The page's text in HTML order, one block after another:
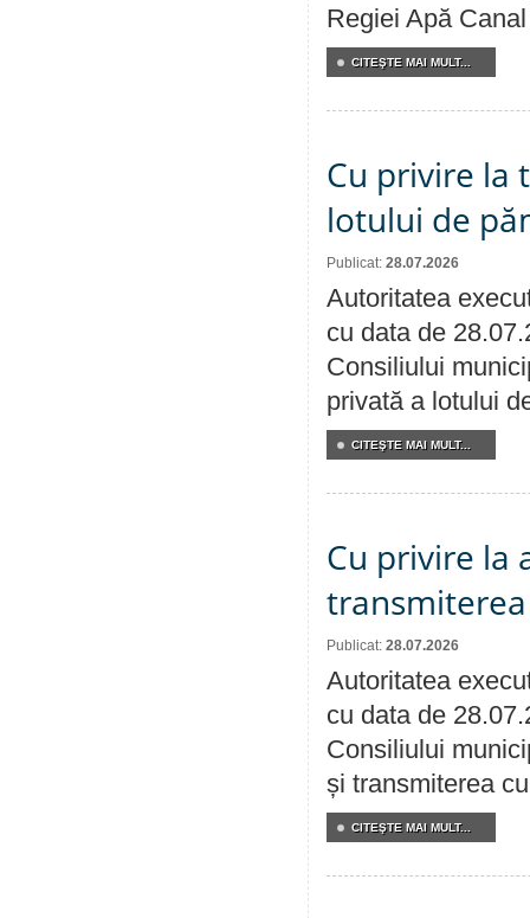
Regiei Apă
CITEŞTE MAI MULT...
Cu privire la
lotului de
Publicat: 28.07.2026
Autoritatea
cu data de
Consiliului
privată a lotului
CITEŞTE MAI MULT...
Cu privire la
Publicat: 28.07.2026
Autoritatea
cu data de
Consiliului
și transmiterea
CITEŞTE MAI MULT...